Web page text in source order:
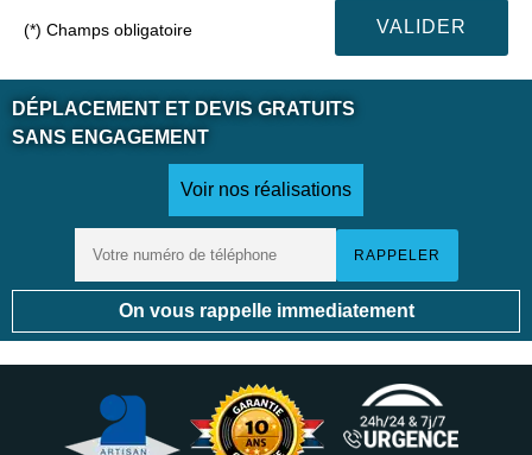
(*) Champs obligatoire
DÉPLACEMENT ET DEVIS GRATUITS
SANS ENGAGEMENT
Voir nos réalisations
On vous rappelle immediatement